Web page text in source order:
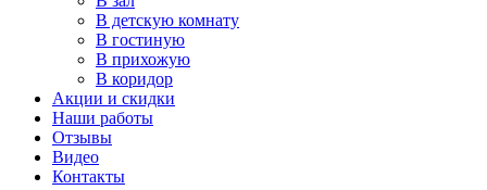
В детскую комнату
В гостиную
В прихожую
В коридор
Акции и скидки
Наши работы
Отзывы
Видео
Контакты